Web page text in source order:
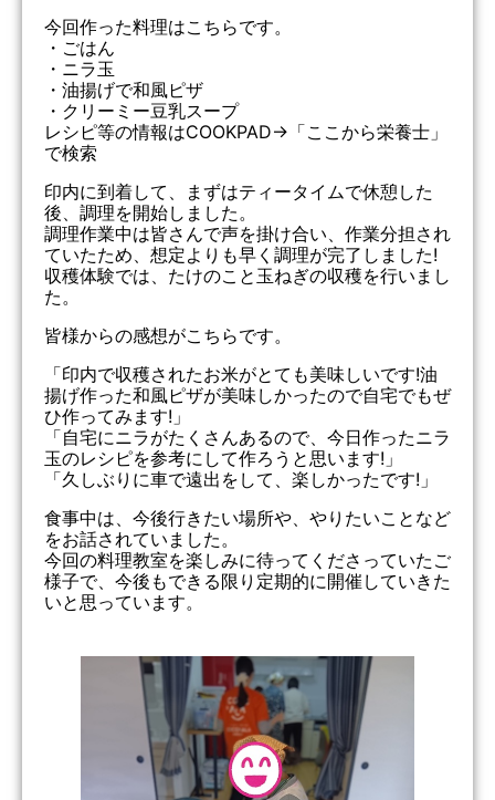
今回作った料理はこちらです。
・ごはん
・ニラ玉
・油揚げで和風ピザ
・クリーミー豆乳スープ
レシピ等の情報はCOOKPAD→「ここから栄養士」
で検索
印内に到着して、まずはティータイムで休憩した
後、調理を開始しました。
調理作業中は皆さんで声を掛け合い、作業分担され
ていたため、想定よりも早く調理が完了しました!
収穫体験では、たけのこと玉ねぎの収穫を行いまし
た。
皆様からの感想がこちらです。
「印内で収穫されたお米がとても美味しいです!油
揚げ作った和風ピザが美味しかったので自宅でもぜ
ひ作ってみます!」
「自宅にニラがたくさんあるので、今日作ったニラ
玉のレシピを参考にして作ろうと思います!」
「久しぶりに車で遠出をして、楽しかったです!」
食事中は、今後行きたい場所や、やりたいことなど
をお話されていました。
今回の料理教室を楽しみに待ってくださっていたご
様子で、今後もできる限り定期的に開催していきた
いと思っています。